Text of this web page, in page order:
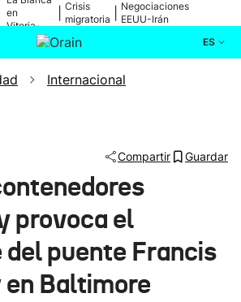
en
Vitoria-
Gasteiz
Crisis
migratoria
Negociaciones
EEUU-Irán
ES
Actualidad
Ikusmiran
Eguraldia
Internacional
Compartir Guardar
provoca el
puente Francis
Baltimore